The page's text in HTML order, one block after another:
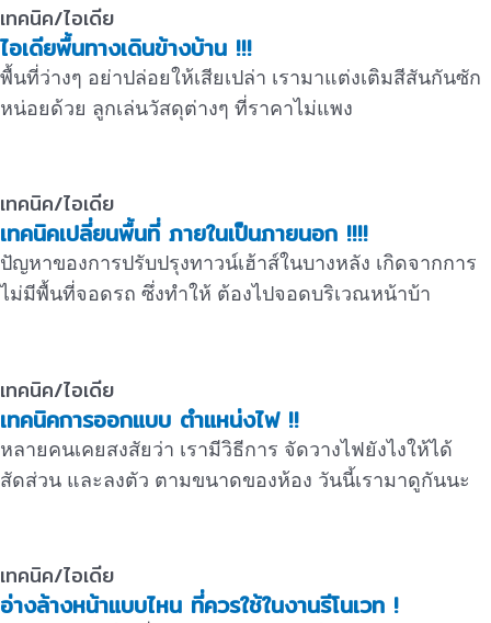
เทคนิค/ไอเดีย
ไอเดียพื้นทางเดินข้างบ้าน !!!
พื้นที่ว่างๆ อย่าปล่อยให้เสียเปล่า เรามาแต่งเติมสีสันกันซัก
หน่อยด้วย ลูกเล่นวัสดุต่างๆ ที่ราคาไม่แพง
เทคนิค/ไอเดีย
เทคนิคเปลี่ยนพื้นที่ ภายในเป็นภายนอก !!!!
ปัญหาของการปรับปรุงทาวน์เฮ้าส์ในบางหลัง เกิดจากการ
ไม่มีพื้นที่จอดรถ ซึ่งทำให้ ต้องไปจอดบริเวณหน้าบ้า
เทคนิค/ไอเดีย
เทคนิคการออกแบบ ตำแหน่งไฟ !!
หลายคนเคยสงสัยว่า เรามีวิธีการ จัดวางไฟยังไงให้ได้
สัดส่วน และลงตัว ตามขนาดของห้อง วันนี้เรามาดูกันนะ
เทคนิค/ไอเดีย
อ่างล้างหน้าแบบไหน ที่ควรใช้ในงานรีโนเวท !